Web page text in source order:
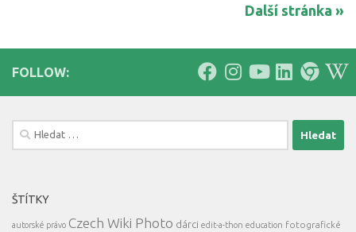
Další stránka »
FOLLOW:
Vyhledávání
ŠTÍTKY
autorské právo Czech Wiki Photo dárci edit-a-thon education fotografické